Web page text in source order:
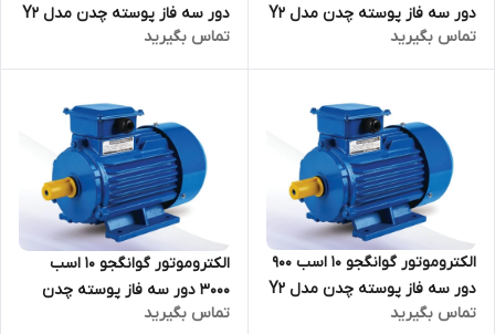
دور سه فاز پوسته چدن مدل Y2
ترمینال بالا
تماس بگیرید
دور سه فاز پوسته چدن مدل Y2
ترمینال بالا
تماس بگیرید
الکتروموتور گوانگجو 10 اسب 900
دور سه فاز پوسته چدن مدل Y2
ترمینال بالا
تماس بگیرید
الکتروموتور گوانگجو 10 اسب
3000 دور سه فاز پوسته چدن
مدل Y2 ترمینال بالا
تماس بگیرید